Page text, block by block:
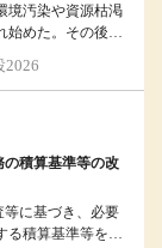
境汚染や資源枯渇
めた。その後、
2026
の積算基準等の改
等に基づき、必要
積算基準等を改